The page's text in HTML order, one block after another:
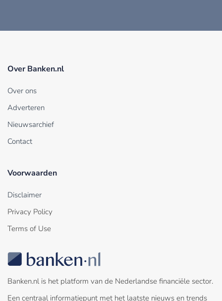
Over Banken.nl
Over ons
Adverteren
Nieuwsarchief
Contact
Voorwaarden
Disclaimer
Privacy Policy
Terms of Use
Banken.nl is het platform van de Nederlandse financiële sector.
Een centraal informatiepunt met het laatste nieuws en trends